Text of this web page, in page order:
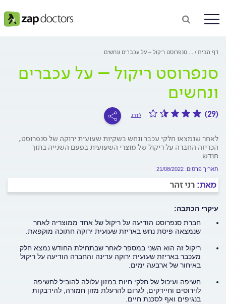
דף הבית סנפרוסט ריקול – על עכברים ונחשים
סנפרוסט ריקול – על עכברים
ונחשים
(29) לדרג
לאחר שנמצאו חלקי עכבר ונחש בשקיות שעועית ירוקה של סנפרוסט,
הכריזה החברה על ריקול של מוצרי השעועית בפעם השנייה בתוך
חודש
תאריך פרסום: 21/08/2022
מאת: רני זהר
עיקרי הכתבה:
חברת סנפרוסט הודיעה על ריקול של אחד ממוצריה לאחר
שנמצאה פיסת נחש באריזת שעועית ירוקה חתוכה מוקפאת.
ריקול זה הוא השני במספר לאחר שבתחילת החודש נמצא חלק
מעכבר באריזת שעועית ירוקה עדינה והחברה הודיעה על ריקול
באיחור של ארבעה ימים.
חשיפה ועיכול של חלקי חיות במזון עלולה להוביל לחשיפה
לוירוסים וחיידקים, לגרום להרעלת מזון חמורה, להידבקות
בנגיפים ואף לסכנת חיים.